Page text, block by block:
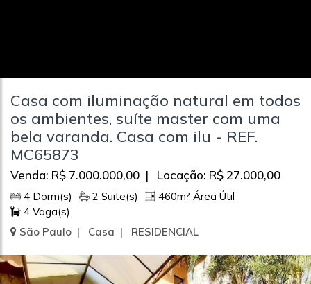
Casa com iluminação natural em todos
os ambientes, suíte master com uma
bela varanda. Casa com ilu - REF.
MC65873
Venda: R$ 7.000.000,00 | Locação: R$ 27.000,00
4 Dorm(s) 2 Suite(s)
460m² Área Útil
4 Vaga(s)
São Paulo | Casa | RESIDENCIAL